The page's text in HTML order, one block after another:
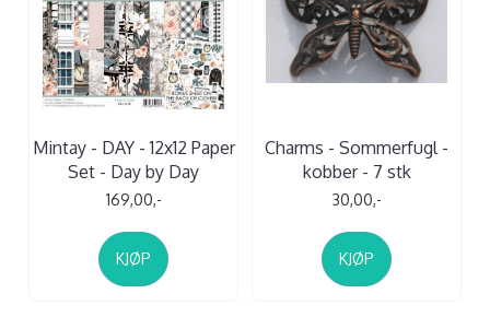
Mintay - DAY - 12x12 Paper
Set - Day by Day
169,00,-
KJØP
Charms - Sommerfugl -
kobber - 7 stk
30,00,-
KJØP